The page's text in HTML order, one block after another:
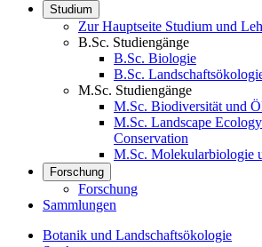
Studium
Zur Hauptseite Studium und
B.Sc. Studiengänge
B.Sc. Biologie
B.Sc.
M.Sc. Studiengänge
M.Sc. Biodiversität und
M.Sc. Landscape
Conservation
M.Sc. Molekularbiologie
Forschung
Forschung
Sammlungen
Botanik und Landschaftsökologie